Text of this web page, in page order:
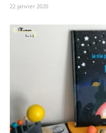
22 janvier 2020